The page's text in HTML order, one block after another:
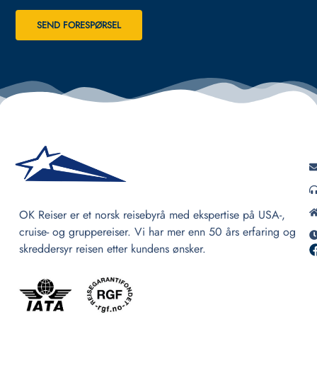
SEND FORESPØRSEL
OK Reiser er et norsk reisebyrå med ekspertise på USA-,
cruise- og gruppereiser. Vi har mer enn 50 års erfaring og
skreddersyr reisen etter kundens ønsker.